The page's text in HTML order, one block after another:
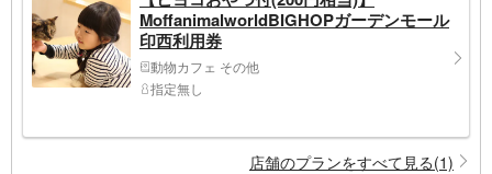
MoffanimalworldBIGHOPガーデンモール
印西利用券
動物カフェ その他
指定無し
店舗のプランをすべて見る(1)